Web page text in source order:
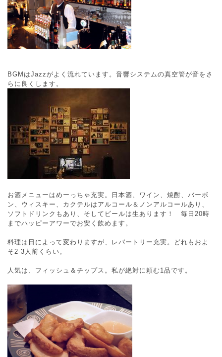
BGMはJazzがよく流れています。音響システムの真空管が音をさ
らに良くします。
お酒メニューはめーっちゃ充実。日本酒、ワイン、焼酎、バーボ
ン、ウィスキー、カクテルはアルコール＆ノンアルコールあり、
ソフトドリンクもあり、そしてビールは生あります！ 毎日20時
までハッピーアワーでお安く飲めます。
料理は日によって変わりますが、レパートリー充実。どれもおよ
そ2-3人前くらい。
人気は、フィッシュ＆チップス。私が絶対に頼む1品です。